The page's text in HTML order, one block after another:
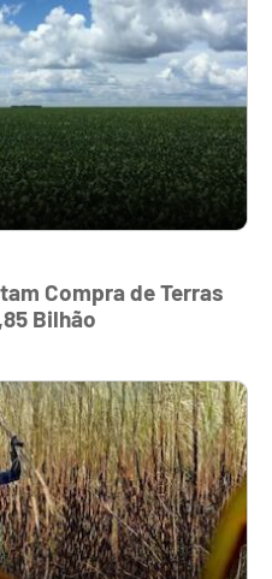
Compra de Terras
Bilhão